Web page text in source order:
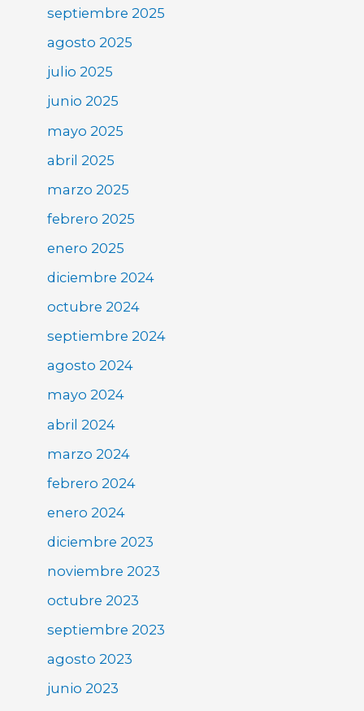
septiembre 2025
agosto 2025
julio 2025
junio 2025
mayo 2025
abril 2025
marzo 2025
febrero 2025
enero 2025
diciembre 2024
octubre 2024
septiembre 2024
agosto 2024
mayo 2024
abril 2024
marzo 2024
febrero 2024
enero 2024
diciembre 2023
noviembre 2023
octubre 2023
septiembre 2023
agosto 2023
junio 2023